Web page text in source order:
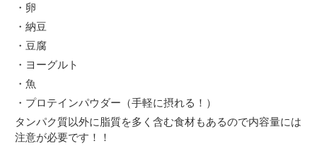
・卵
・納豆
・豆腐
・ヨーグルト
・魚
・プロテインパウダー（手軽に摂れる！）
タンパク質以外に脂質を多く含む食材もあるので内容量には
注意が必要です！！